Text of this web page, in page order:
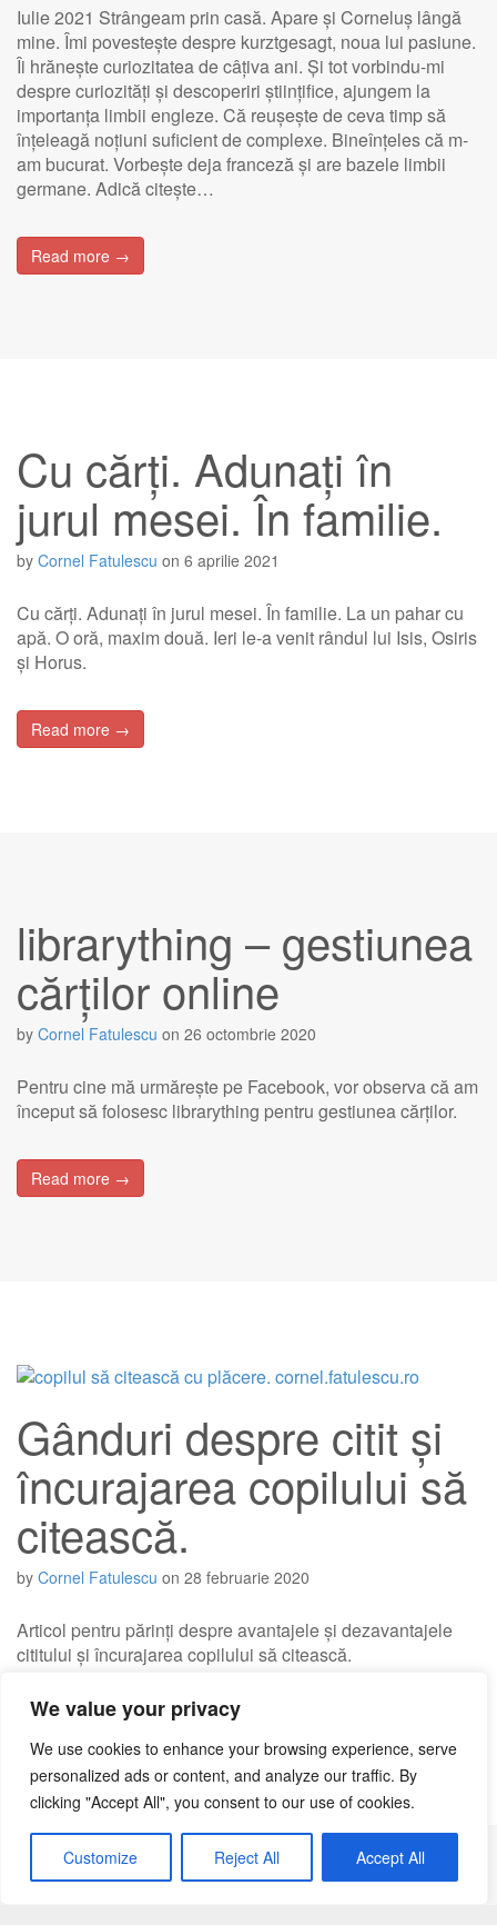
We value your privacy
We use cookies to enhance your browsing experience, serve
personalized ads or content, and analyze our traffic. By
clicking "Accept All", you consent to our use of cookies.
Customize Reject All Accept All
Iulie 2021 Strângeam prin casă. Apare și Corneluș lângă
mine. Îmi povestește despre kurztgesagt, noua lui pasiune.
Îi hrănește curiozitatea de câțiva ani. Și tot vorbindu-mi
despre curiozități și descoperiri științifice, ajungem la
importanța limbii engleze. Că reușește de ceva timp să
înțeleagă noțiuni suficient de complexe. Bineînțeles că m-
am bucurat. Vorbește deja franceză și are bazele limbii
germane. Adică citește…
Read more →
Cu cărți. Adunați în
jurul mesei. În familie.
by Cornel Fatulescu on 6 aprilie 2021
Cu cărți. Adunați în jurul mesei. În familie. La un pahar cu
apă. O oră, maxim două. Ieri le-a venit rândul lui Isis, Osiris
și Horus.
Read more →
librarything – gestiunea
cărților online
by Cornel Fatulescu on 26 octombrie 2020
Pentru cine mă urmărește pe Facebook, vor observa că am
început să folosesc librarything pentru gestiunea cărților.
Read more →
Gânduri despre citit și
încurajarea copilului să
citească.
by Cornel Fatulescu on 28 februarie 2020
Articol pentru părinți despre avantajele și dezavantajele
cititului și încurajarea copilului să citească.
Read more →